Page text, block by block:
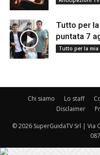
Tutto per
puntata 7
Tutto per la mia
Chi siamo Lo staff
Disclaimer
© 2026 SuperGuidaTV Srl | Via